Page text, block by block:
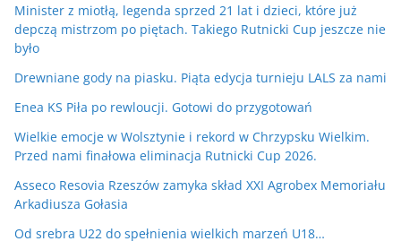
Minister z miotłą, legenda sprzed 21 lat i dzieci, które już
depczą mistrzom po piętach. Takiego Rutnicki Cup jeszcze nie
było
Drewniane gody na piasku. Piąta edycja turnieju LALS za nami
Enea KS Piła po rewloucji. Gotowi do przygotowań
Wielkie emocje w Wolsztynie i rekord w Chrzypsku Wielkim.
Przed nami finałowa eliminacja Rutnicki Cup 2026.
Asseco Resovia Rzeszów zamyka skład XXI Agrobex Memoriału
Arkadiusza Gołasia
Od srebra U22 do spełnienia wielkich marzeń U18…